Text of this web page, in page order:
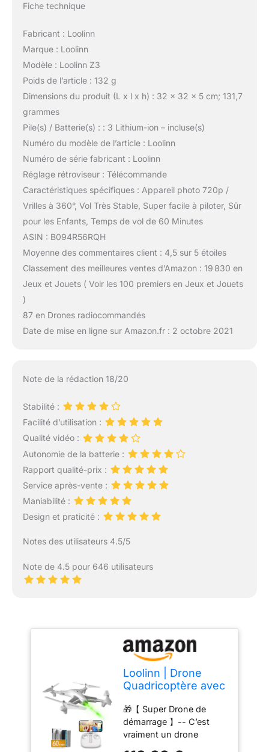
Fiche technique
Fabricant : Loolinn
Marque : Loolinn
Modèle : Loolinn Z3
Poids de l’article : 132 g
Dimensions du produit (L x l x h) : 32 x 32 x 5 cm; 131,7
grammes
Pile(s) / Batterie(s) : : 3 Lithium-ion – incluse(s)
Numéro du modèle de l’article : Loolinn
Numéro de série fabricant : Loolinn
Réglage rétroviseur : Télécommande
Caractéristiques spécifiques : Appareil photo 720p /
Vrilles à 360°, Vol Très Stable, Super facile à piloter, Sûr
pour les Enfants, Temps de vol de 60 Minutes
ASIN : B094R56RQH
Moyenne des commentaires client : 4,5 sur 5 étoiles
Classement des meilleures ventes d’Amazon : 19 830 en
Jeux et Jouets ( Voir les 100 premiers en Jeux et Jouets
)
87 en Drones radiocommandés
Date de mise en ligne sur Amazon.fr : 2 octobre 2021
Note de la rédaction 18/20
Stabilité :
Facilité d’utilisation :
Qualité vidéo :
Autonomie de la batterie :
Rapport qualité-prix :
Service après-vente :
Maniabilité :
Design et praticité :
Notes des utilisateurs 4.5/5
Note de 4.5 pour 646 utilisateurs
Loolinn | Drone
Quadricoptère avec
Enfant (Cadeau 12+
ans) - Localisation
par flux optique, Vol
Très Stable, Temps
🎁【 Super Drone de
démarrage 】-- C’est
vraiment un drone